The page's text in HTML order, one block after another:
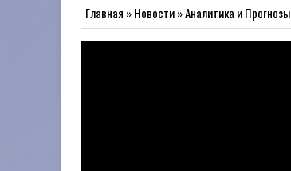
Главная »Новости»Аналитика и Прогнозы